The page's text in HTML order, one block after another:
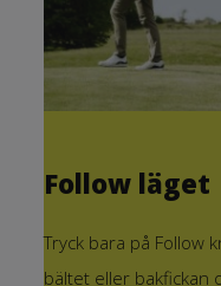
Follow läget
Tryck bara på Follow
bältet eller bakfickan